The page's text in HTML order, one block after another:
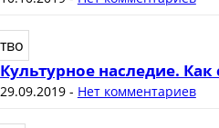
Культурное наследие.
29.09.2019- Нет комментариев